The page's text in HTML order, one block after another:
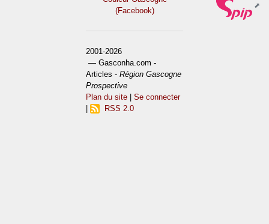
(Facebook)
2001-2026
— Gasconha.com -
Articles -Région Gascogne
Prospective
Plan du site |Se connecter
RSS 2.0